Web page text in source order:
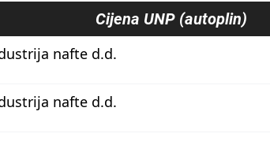
Cijena UNP (autoplin)
nafte d.d.
nafte d.d.